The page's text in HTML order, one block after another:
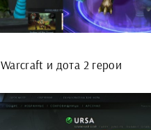
Warcraft и дота 2 герои